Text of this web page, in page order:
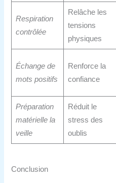
Respiration
contrôlée
Relâche les
tensions
physiques
Échange de
mots positifs
Renforce la
confiance
Préparation
matérielle la
veille
Réduit le
stress des
oublis
Conclusion